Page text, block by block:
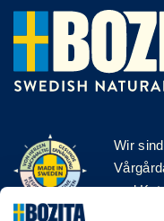
Wir
und